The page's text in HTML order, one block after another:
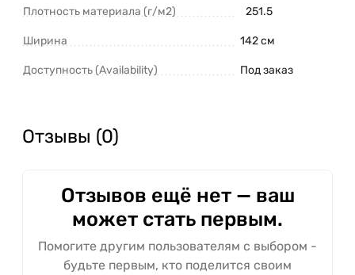
Плотность материала (г/м2) 251.5
Ширина 142 см
Доступность (Availability) Под заказ
Отзывы (0)
Отзывов ещё нет — ваш
может стать первым.
Помогите другим пользователям с выбором -
будьте первым, кто поделится своим